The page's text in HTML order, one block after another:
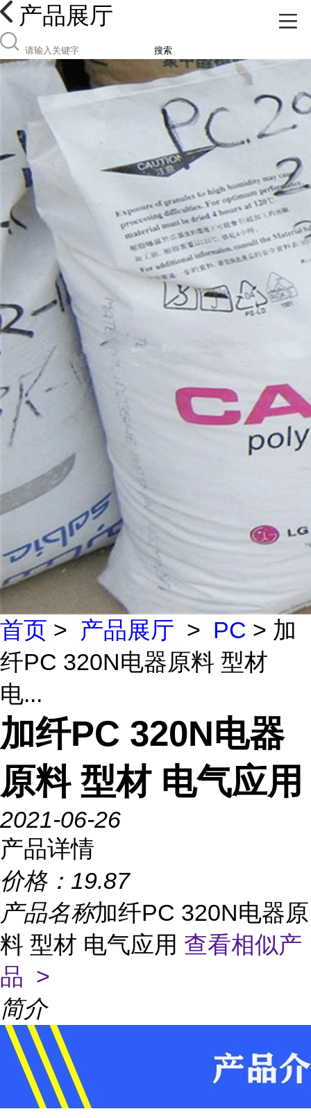
产品展厅
搜索
首页 > 产品展厅 > PC > 加
纤PC 320N电器原料 型材
电...
加纤PC 320N电器
原料 型材 电气应用
2021-06-26
产品详情
价格： 19.87
产品名称加纤PC 320N电器原
料 型材 电气应用 查看相似产
品 >
简介